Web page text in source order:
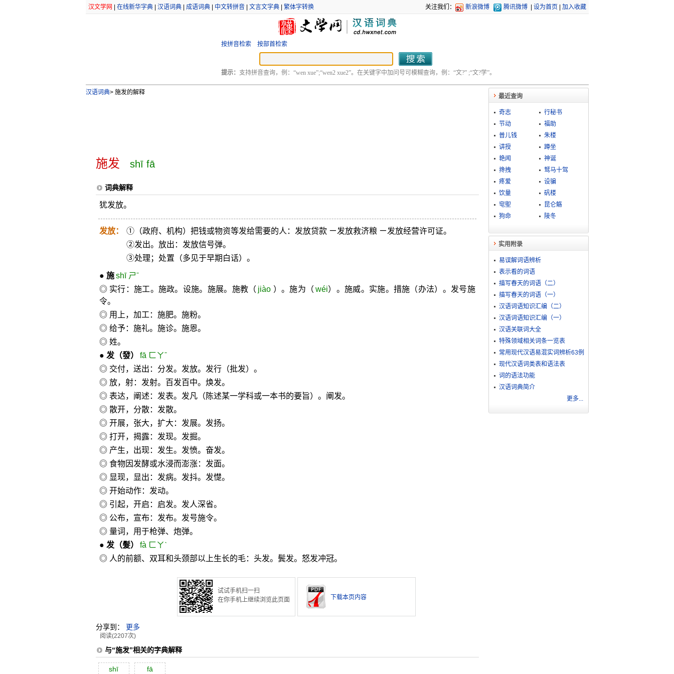
汉文学网 在线新华字典| 汉语词典| 成语词典| 中文转拼音| 文言文字典| 繁体字转换 关注我们： 新浪微博 腾讯微博 设为首页 加入收藏
按拼音检索 按部首检索
提示： 支持拼音查询，例：“wen xue”;“wen2 xue2”。在关键字中加问号可模糊查询，例：“文?” ;“文?学”。
汉语词典>施发的解释
施发 shī fā
词典解释
犹发放。
发放：
①（政府、机构）把钱或物资等发给需要的人：发放贷款 ㄧ发放救济粮 ㄧ发放经营许可证。
②发出。放出：发放信号弹。
③处理；处置（多见于早期白话）。
● 施 shī ㄕˉ
◎ 实行：施工。施政。设施。施展。施教（ jiào ）。施为（ wéi）。施威。实施。措施（办法）。发号施
令。
◎ 用上，加工：施肥。施粉。
◎ 给予：施礼。施诊。施恩。
◎ 姓。
● 发（發）
fā ㄈㄚˉ
◎ 交付，送出：分发。发放。发行（批发）。
◎ 放，射：发射。百发百中。焕发。
◎ 表达，阐述：发表。发凡（陈述某一学科或一本书的要旨）。阐发。
◎ 散开，分散：发散。
◎ 开展，张大，扩大：发展。发扬。
◎ 打开，揭露：发现。发掘。
◎ 产生，出现：发生。发愤。奋发。
◎ 食物因发酵或水浸而澎涨：发面。
◎ 显现，显出：发病。发抖。发憷。
◎ 开始动作：发动。
◎ 引起，开启：启发。发人深省。
◎ 公布，宣布：发布。发号施令。
◎ 量词，用于枪弹、炮弹。
● 发（髮）
fà ㄈㄚˋ
◎ 人的前额、双耳和头颈部以上生长的毛：头发。鬓发。怒发冲冠。
试试手机扫一扫
在你手机上继续浏览此页面
下载本页内容
分享到： 更多
阅读(2207次)
与“施发”相关的字典解释
shī fā
最近查询
奇志
行秘书
节动
福助
普儿钱
朱楼
讲授
蹲坐
艳闻
神诞
搀拽
驽马十驾
疼爱
设骗
饮量
矾楼
窀堲
昆仑觞
狗命
陵冬
实用附录
易误解词语辨析
表示看的词语
描写春天的词语（二）
描写春天的词语（一）
汉语词语知识汇编（二）
汉语词语知识汇编（一）
汉语关联词大全
特殊领域相关词条一览表
常用现代汉语易混实词辨析63例
现代汉语词类表和语法表
词的语法功能
汉语词典简介
更多...